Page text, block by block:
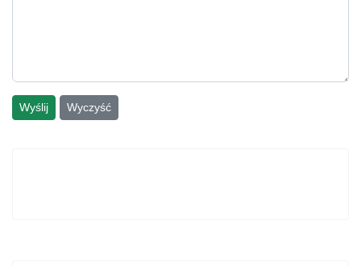
Wyślij Wyczyść